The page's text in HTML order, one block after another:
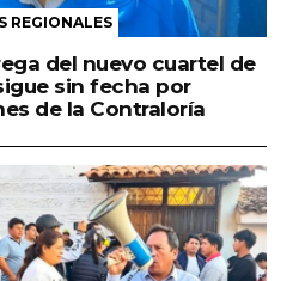
REGIONALES
del nuevo cuartel de
sin fecha por
de la Contraloría